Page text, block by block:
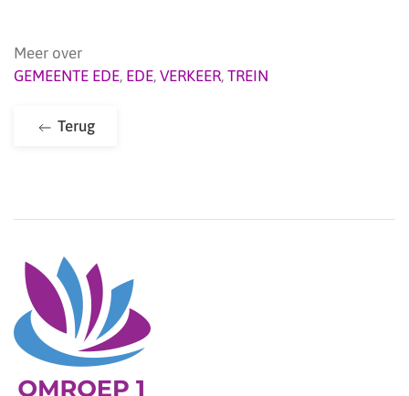
Meer over
GEMEENTE EDE, EDE, VERKEER, TREIN
Terug